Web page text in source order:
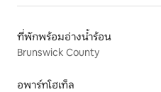
ที่พักพร้อมอ่างน้ำร้อน
Brunswick County
อพาร์ทโฮเท็ล